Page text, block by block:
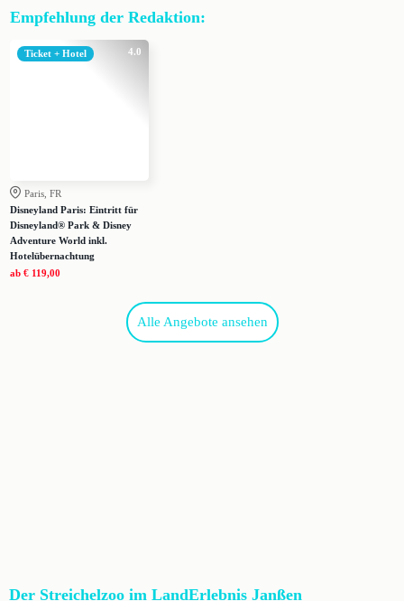
Empfehlung der Redaktion:
4.0
Ticket + Hotel
Paris, FR
Disneyland Paris: Eintritt für
Disneyland® Park & Disney
Adventure World inkl.
Hotelübernachtung
ab € 119,00
Alle Angebote ansehen
Der Streichelzoo im LandErlebnis Janßen